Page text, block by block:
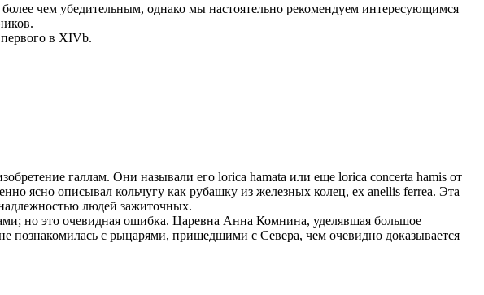
чем убедительным, однако мы настоятельно рекомендуем интересующимся
первого в XIVb.
галлам. Они называли его lorica hamata или еще lorica concerta hamis от
ясно описывал кольчугу как рубашку из железных колец, ex anellis ferrea. Эта
людей зажиточных.
но это очевидная ошибка. Царевна Анна Комнина, уделявшая большое
познакомилась с рыцарями, пришедшими с Севера, чем очевидно доказывается